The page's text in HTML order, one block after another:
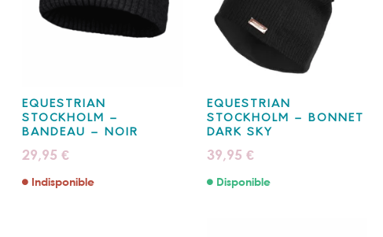
EQUESTRIAN
STOCKHOLM –
BANDEAU – NOIR
29,95 €
Indisponible
EQUESTRIAN
STOCKHOLM – BONNET
DARK SKY
39,95 €
Disponible